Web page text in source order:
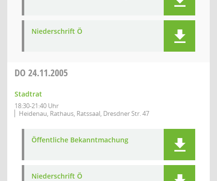
Niederschrift Ö
DO 24.11.2005
Stadtrat
18:30-21:40 Uhr
Heidenau, Rathaus, Ratssaal, Dresdner Str. 47
Öffentliche Bekanntmachung
Niederschrift Ö